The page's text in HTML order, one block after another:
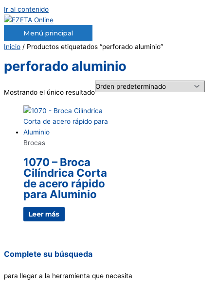
Ir al contenido
Menú principal
Inicio / Productos etiquetados “perforado aluminio”
perforado aluminio
Mostrando el único resultado
Brocas
1070 – Broca
Cilíndrica Corta
de acero rápido
para Aluminio
Leer más
Complete su búsqueda
para llegar a la herramienta que necesita